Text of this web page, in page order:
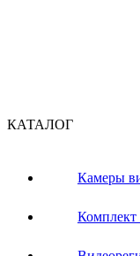
КАТАЛОГ
Камеры
Комплект